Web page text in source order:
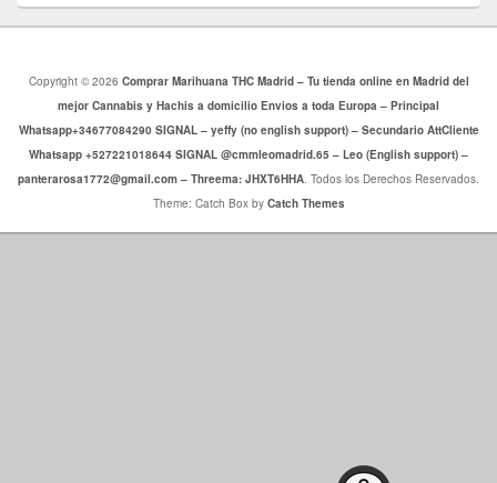
Copyright © 2026 Comprar Marihuana THC Madrid – Tu tienda online en Madrid del
mejor Cannabis y Hachis a domicilio Envios a toda Europa – Principal
Whatsapp+34677084290 SIGNAL – yeffy (no english support) – Secundario AttCliente
Whatsapp +527221018644 SIGNAL @cmmleomadrid.65 – Leo (English support) –
panterarosa1772@gmail.com – Threema: JHXT6HHA. Todos los Derechos Reservados.
Theme: Catch Box by Catch Themes